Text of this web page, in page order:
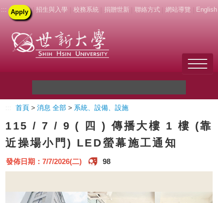
::: Apply | 招生與入學 校務系統 捐贈世新 聯絡方式 網站導覽 English
關於世新
未來學生
新生
首頁 >消息 全部 > 系統、設備、設施
115 / 7 / 9 ( 四 ) 傳播大樓 1 樓 (靠
近操場小門) LED螢幕施工通知
發佈日期：7/7/2026(二) 98